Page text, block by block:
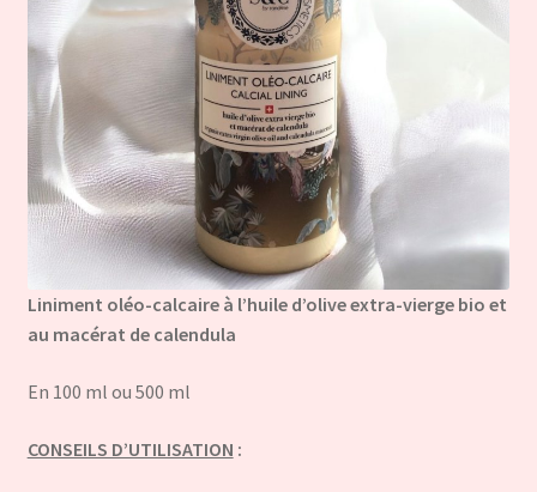
Liniment oléo-calcaire à l’huile d’olive extra-vierge bio et
au macérat de calendula
En 100 ml ou 500 ml
CONSEILS D’UTILISATION :